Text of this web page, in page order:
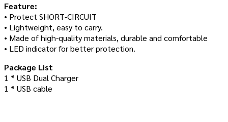
Feature:
• Protect SHORT-CIRCUIT
• Lightweight, easy to carry.
• Made of high-quality materials, durable and comfortable
• LED indicator for better protection.
Package List
1 * USB Dual Charger
1 * USB cable